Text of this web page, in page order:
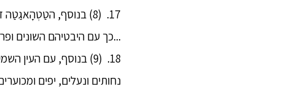
...כך עם היבטיהם השונים
18. (9) בנוסף, עם
נחותים ונעלים, יפים